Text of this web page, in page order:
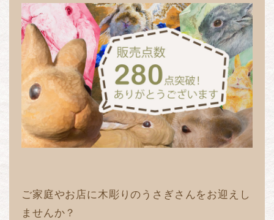
ご家庭やお店に木彫りのうさぎさんをお迎えし
ませんか？